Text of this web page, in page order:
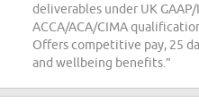
deliverables under UK GAAP/
ACCA/ACA/CIMA
Offers competitive pay, 25
and wellbeing benefits.”